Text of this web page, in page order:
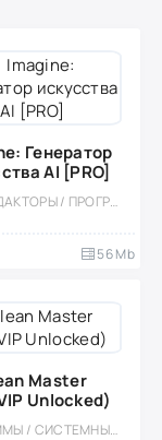
Генератор
AI [PRO]
ФОТОРЕДАКТОРЫ / ПРОГРАММЫ / МОД
56 Mb
Master
Unlocked)
ПРОГРАММЫ / СИСТЕМНЫЕ / УТИЛИТЫ